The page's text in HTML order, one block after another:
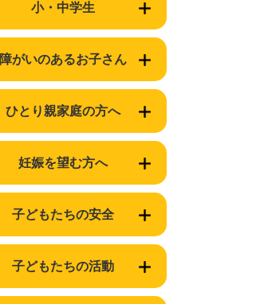
小・中学生
障がいのあるお子さん
ひとり親家庭の方へ
妊娠を望む方へ
子どもたちの安全
子どもたちの活動